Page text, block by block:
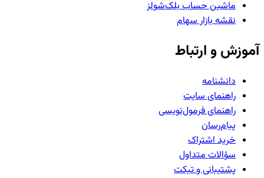
ماشین حساب بلک‌شولز
نقشه بازار سهام
آموزش و ارتباط
دانشنامه
راهنمای سایت
راهنمای فرمول‌نویسی
پیام‌رسان
خرید اشتراک
سؤالات متداول
پشتیبانی و تیکت